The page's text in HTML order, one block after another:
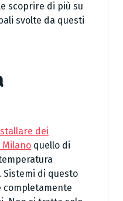
scoprire di più su
svolte da questi
dei
quello di
Sistemi di questo